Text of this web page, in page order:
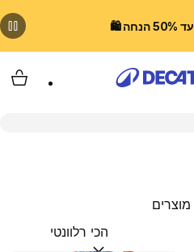
מיין לפי:(optional)